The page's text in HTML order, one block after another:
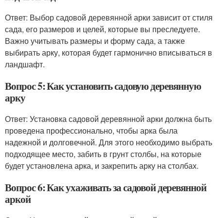
Ответ: Выбор садовой деревянной арки зависит от стиля
сада, его размеров и целей, которые вы преследуете.
Важно учитывать размеры и форму сада, а также
выбирать арку, которая будет гармонично вписываться в
ландшафт.
Вопрос 5: Как установить садовую деревянную
арку
Ответ: Установка садовой деревянной арки должна быть
проведена профессионально, чтобы арка была
надежной и долговечной. Для этого необходимо выбрать
подходящее место, забить в грунт столбы, на которые
будет установлена арка, и закрепить арку на столбах.
Вопрос 6: Как ухаживать за садовой деревянной
аркой